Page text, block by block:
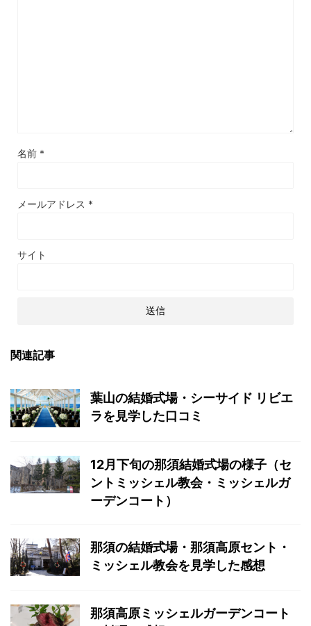
名前 *
メールアドレス *
サイト
関連記事
葉山の結婚式場・シーサイド リビエ
ラを見学した口コミ
12月下旬の那須結婚式場の様子（セ
ントミッシェル教会・ミッシェルガ
ーデンコート）
那須の結婚式場・那須高原セント・
ミッシェル教会を見学した感想
那須高原ミッシェルガーデンコート